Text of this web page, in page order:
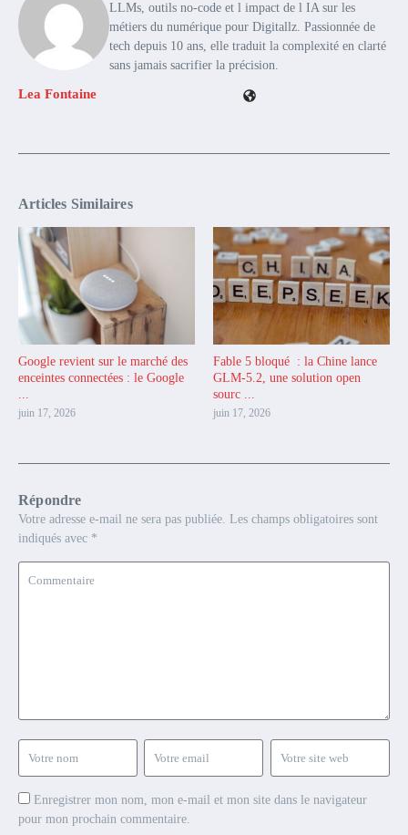
Lea Fontaine
LLMs, outils no-code et l impact de l IA sur les
métiers du numérique pour Digitallz. Passionnée de
tech depuis 10 ans, elle traduit la complexité en clarté
sans jamais sacrifier la précision.
Articles Similaires
Google revient sur le marché des
enceintes connectées : le Google
...
juin 17, 2026
Fable 5 bloqué : la Chine lance
GLM-5.2, une solution open
sourc ...
juin 17, 2026
Répondre
Votre adresse e-mail ne sera pas publiée. Les champs obligatoires sont
indiqués avec *
Enregistrer mon nom, mon e-mail et mon site dans le navigateur
pour mon prochain commentaire.